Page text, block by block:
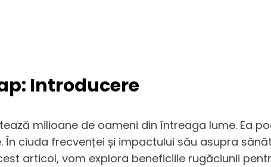
Introducere
milioane de oameni din întreaga lume. Ea
ciuda frecvenței și impactului său asupra
articol, vom explora beneficiile rugăciunii